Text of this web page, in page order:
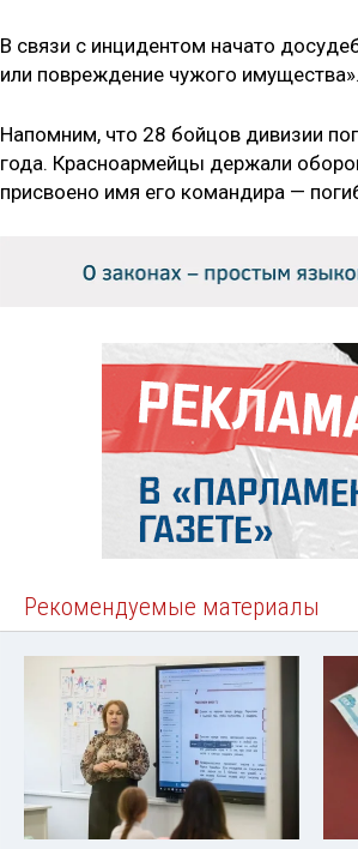
В связи с инцидентом начато
или повреждение чужого имущества».
Напомним, что 28 бойцов дивизии
года. Красноармейцы держали
присвоено имя его командира —
Рекомендуемые материалы